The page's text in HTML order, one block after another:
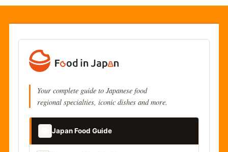
Your complete guide to Japanese food
regional specialties, iconic dishes and more.
Japan Food Guide